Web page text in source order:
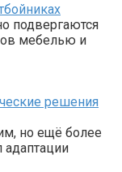
подвергаются
мебелью и
решения
но ещё более
адаптации